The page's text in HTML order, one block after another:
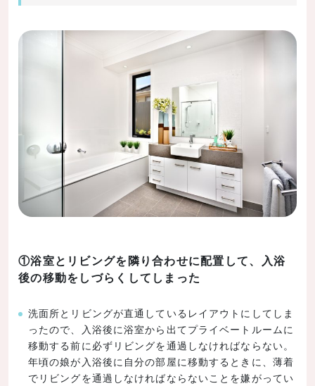
①浴室とリビングを隣り合わせに配置して、入浴
後の移動をしづらくしてしまった
洗面所とリビングが直通しているレイアウトにしてしま
ったので、入浴後に浴室から出てプライベートルームに
移動する前に必ずリビングを通過しなければならない。
年頃の娘が入浴後に自分の部屋に移動するときに、薄着
でリビングを通過しなければならないことを嫌がってい